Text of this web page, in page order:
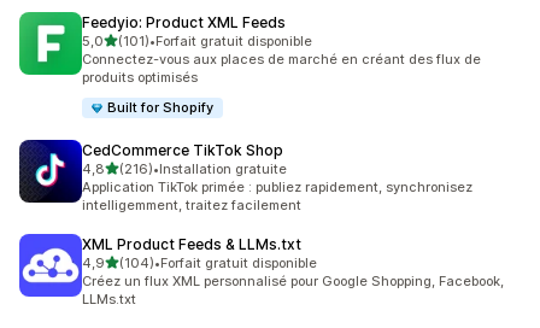
Feedyio: Product XML Feeds
5,0étoile(s) sur 5
(101)
101 avis au total
•Forfait gratuit disponible
Connectez-vous aux places de marché en créant des flux de
produits optimisés
Built for Shopify
CedCommerce TikTok Shop
4,8étoile(s) sur 5
(216)
216 avis au total
•Installation gratuite
Application TikTok primée : publiez rapidement, synchronisez
intelligemment, traitez facilement
XML Product Feeds & LLMs.txt
4,9étoile(s) sur 5
(104)
104 avis au total
•Forfait gratuit disponible
Créez un flux XML personnalisé pour Google Shopping, Facebook,
LLMs.txt